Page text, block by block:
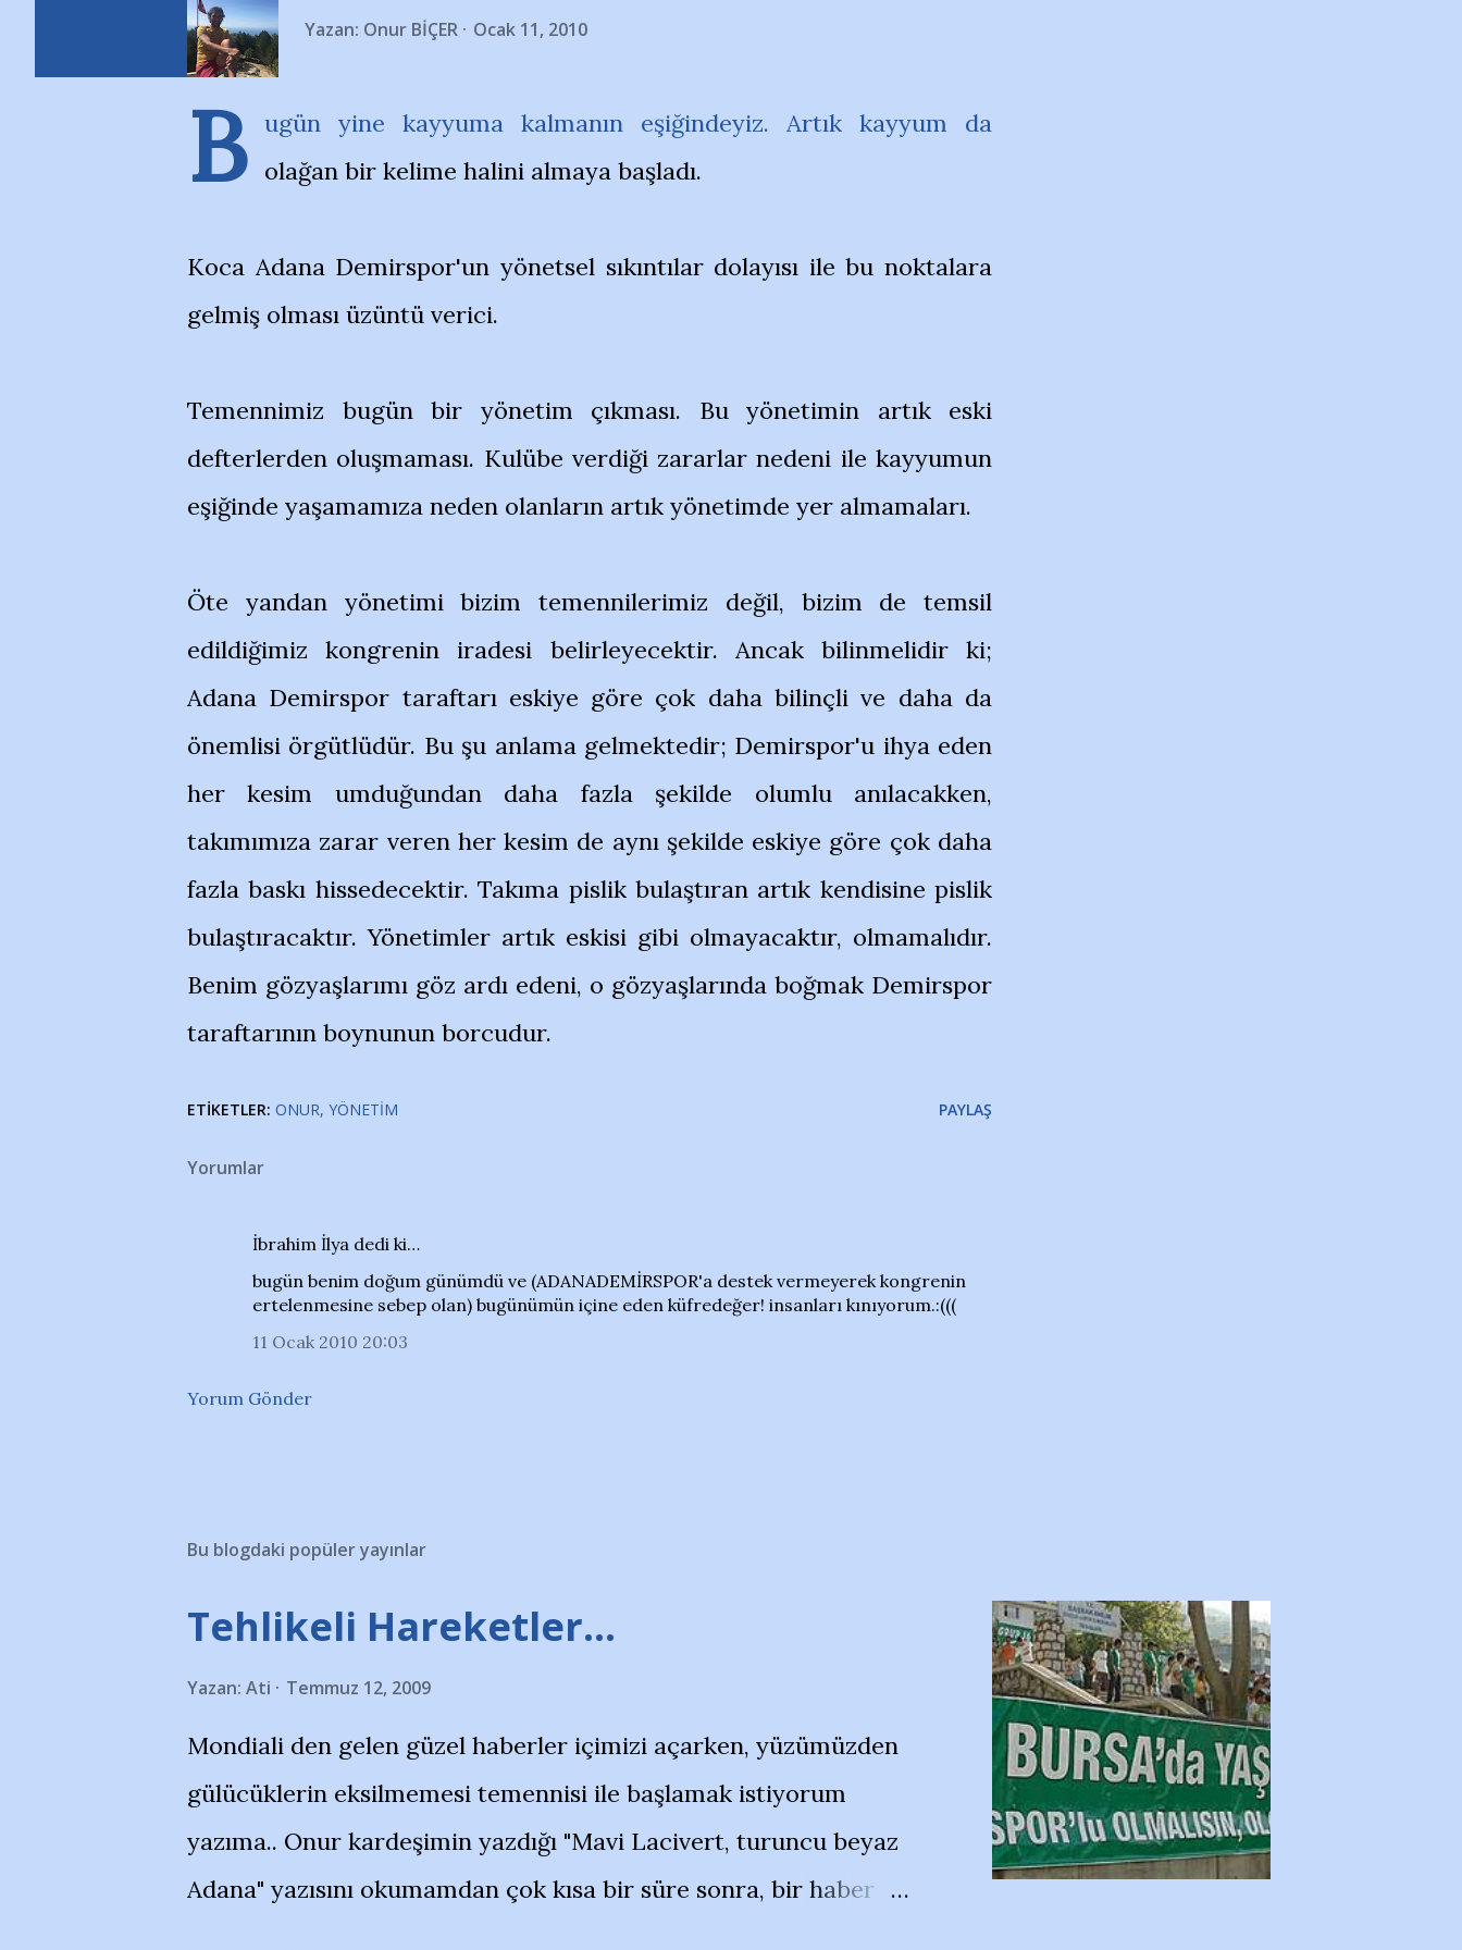
Yazan: Onur BİÇER Ocak 11, 2010
B ugün yine kayyuma kalmanın eşiğindeyiz. Artık kayyum da
olağan bir kelime halini almaya başladı.
Koca Adana Demirspor'un yönetsel sıkıntılar dolayısı ile bu noktalara
gelmiş olması üzüntü verici.
Temennimiz bugün bir yönetim çıkması. Bu yönetimin artık eski
defterlerden oluşmaması. Kulübe verdiği zararlar nedeni ile kayyumun
eşiğinde yaşamamıza neden olanların artık yönetimde yer almamaları.
Öte yandan yönetimi bizim temennilerimiz değil, bizim de temsil
edildiğimiz kongrenin iradesi belirleyecektir. Ancak bilinmelidir ki;
Adana Demirspor taraftarı eskiye göre çok daha bilinçli ve daha da
önemlisi örgütlüdür. Bu şu anlama gelmektedir; Demirspor'u ihya eden
her kesim umduğundan daha fazla şekilde olumlu anılacakken,
takımımıza zarar veren her kesim de aynı şekilde eskiye göre çok daha
fazla baskı hissedecektir. Takıma pislik bulaştıran artık kendisine pislik
bulaştıracaktır. Yönetimler artık eskisi gibi olmayacaktır, olmamalıdır.
Benim gözyaşlarımı göz ardı edeni, o gözyaşlarında boğmak Demirspor
taraftarının boynunun borcudur.
ETIKETLER: ONUR YÖNETIM PAYLAŞ
Yorumlar
İbrahim İlya dedi ki…
bugün benim doğum günümdü ve (ADANADEMİRSPOR'a destek vermeyerek kongrenin
ertelenmesine sebep olan) bugünümün içine eden küfredeğer! insanları kınıyorum.:(((
11 Ocak 2010 20:03
Yorum Gönder
Bu blogdaki popüler yayınlar
Tehlikeli Hareketler...
Yazan: Ati Temmuz 12, 2009
Mondiali den gelen güzel haberler içimizi açarken, yüzümüzden
gülücüklerin eksilmemesi temennisi ile başlamak istiyorum
yazıma.. Onur kardeşimin yazdığı "Mavi Lacivert, turuncu beyaz
Adana" yazısını okumamdan çok kısa bir süre sonra, bir haber